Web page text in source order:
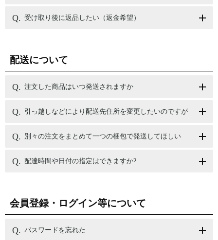
受け取り後に返品したい（返金希望）
配送について
注文した商品はいつ発送されますか
引っ越しなどにより配送先住所を変更したいのですが
別々の注文をまとめて一つの梱包で発送してほしい
配達時間や日付の指定はできますか?
会員登録・ログイン等について
パスワードを忘れた